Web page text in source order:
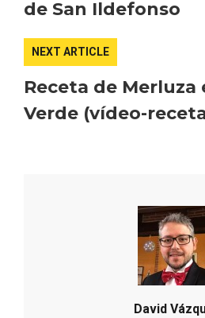
de San Ildefonso
NEXT ARTICLE
Receta de Merluza
Verde (vídeo-
David
Los Pueblos más
Castilla y León